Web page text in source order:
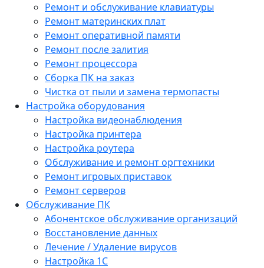
Ремонт и обслуживание клавиатуры
Ремонт материнских плат
Ремонт оперативной памяти
Ремонт после залития
Ремонт процессора
Сборка ПК на заказ
Чистка от пыли и замена термопасты
Настройка оборудования
Настройка видеонаблюдения
Настройка принтера
Настройка роутера
Обслуживание и ремонт оргтехники
Ремонт игровых приставок
Ремонт серверов
Обслуживание ПК
Абонентское обслуживание организаций
Восстановление данных
Лечение / Удаление вирусов
Настройка 1С